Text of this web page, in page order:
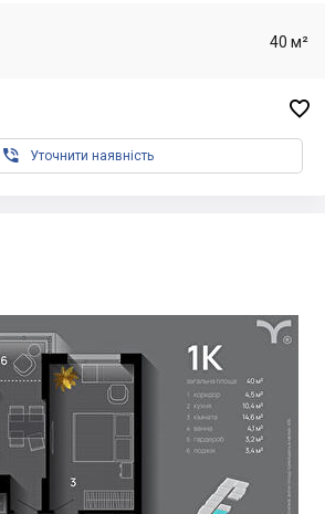
40 м²

 Уточнити наявність